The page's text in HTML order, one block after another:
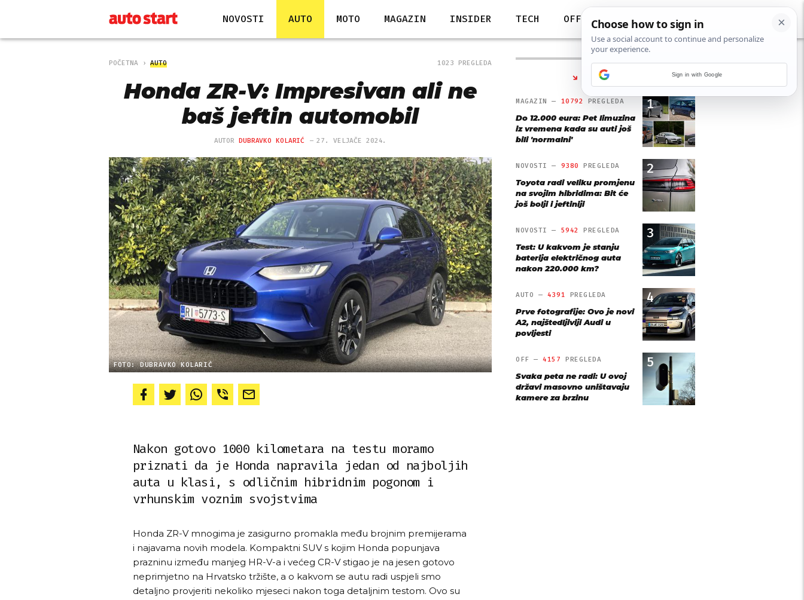
NOVOSTI AUTO MOTO MAGAZIN INSIDER TECH OFF
POČETNA AUTO 1023 PREGLEDA
Honda ZR-V: Impresivan ali ne
baš jeftin automobil
AUTOR DUBRAVKO KOLARIĆ 27. VELJAČE 2024.
FOTO: DUBRAVKO KOLARIĆ
Nakon gotovo 1000 kilometara na testu moramo
priznati da je Honda napravila jedan od najboljih
auta u klasi, s odličnim hibridnim pogonom i
vrhunskim voznim svojstvima
Honda ZR-V mnogima je zasigurno promakla među brojnim premijerama
i najavama novih modela. Kompaktni SUV s kojim Honda popunjava
prazninu između manjeg HR-V-a i većeg CR-V stigao je na jesen gotovo
neprimjetno na Hrvatsko tržište, a o kakvom se autu radi uspjeli smo
detaljno provjeriti nekoliko mjeseci nakon toga detaljnim testom. Ovo su
NAJČITANIJE
1
MAGAZIN — 10792 PREGLEDA
Do 12.000 eura: Pet limuzina
iz vremena kada su auti još
bili 'normalni'
2
NOVOSTI — 9380 PREGLEDA
Toyota radi veliku promjenu
na svojim hibridima: Bit će
još bolji i jeftiniji
3
NOVOSTI — 5942 PREGLEDA
Test: U kakvom je stanju
baterija električnog auta
nakon 220.000 km?
4
AUTO — 4391 PREGLEDA
Prve fotografije: Ovo je novi
A2, najštedljiviji Audi u
povijesti
5
OFF —4157 PREGLEDA
Svaka peta ne radi: U ovoj
državi masovno uništavaju
kamere za brzinu
Sign in with Google